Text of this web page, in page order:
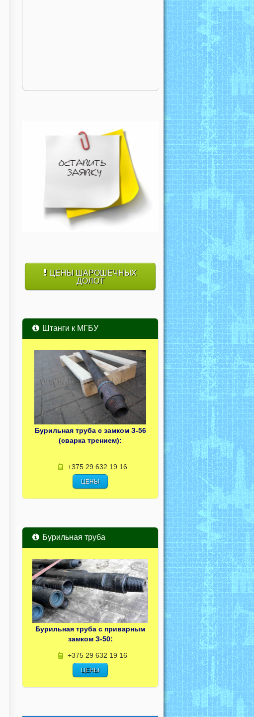
ЦЕНЫ ШАРОШЕЧНЫХ
ДОЛОТ
Штанги к МГБУ
Бурильная труба с замком З-56
(сварка трением):
+375 29 632 19 16
ЦЕНЫ
Бурильная труба
Бурильная труба с приварным
замком З-50:
+375 29 632 19 16
ЦЕНЫ